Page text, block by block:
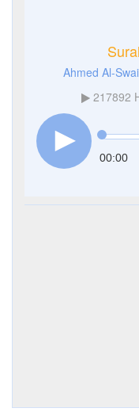
Ahmed Al-
217892
00:00